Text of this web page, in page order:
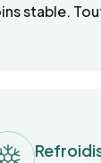
stable.